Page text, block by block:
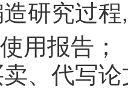
造研究过程,
用报告；
卖、代写